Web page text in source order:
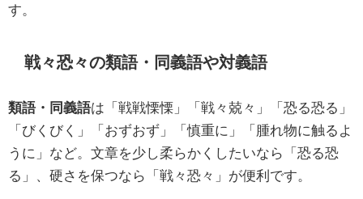
す。
戦々恐々の類語・同義語や対義語
類語・同義語は「戦戦慄慄」「戦々兢々」「恐る恐る」
「びくびく」「おずおず」「慎重に」「腫れ物に触るよ
うに」など。文章を少し柔らかくしたいなら「恐る恐
る」、硬さを保つなら「戦々恐々」が便利です。